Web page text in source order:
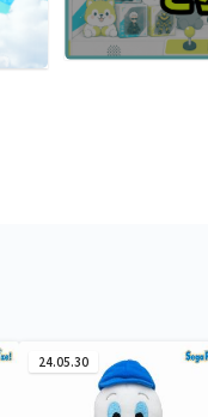
24.05.30